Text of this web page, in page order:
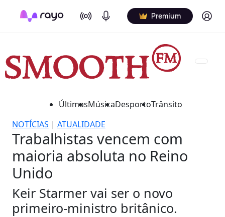
On Air Podcasts Premium Log in
ÚltimasMúsicaDesportoTrânsito
NOTÍCIAS | ATUALIDADE
Trabalhistas vencem com
maioria absoluta no Reino
Unido
Keir Starmer vai ser o novo
primeiro-ministro britânico.